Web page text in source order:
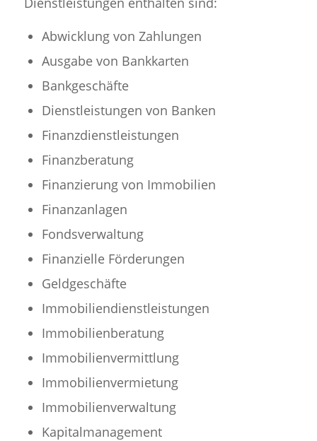
Abwicklung von Zahlungen
Ausgabe von Bankkarten
Bankgeschäfte
Dienstleistungen von Banken
Finanzdienstleistungen
Finanzberatung
Finanzierung von Immobilien
Finanzanlagen
Fondsverwaltung
Finanzielle Förderungen
Geldgeschäfte
Immobiliendienstleistungen
Immobilienberatung
Immobilienvermittlung
Immobilienvermietung
Immobilienverwaltung
Kapitalmanagement